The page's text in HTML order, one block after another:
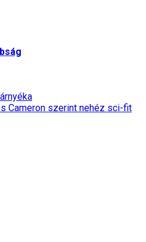
Cameron szerint nehéz sci-fit